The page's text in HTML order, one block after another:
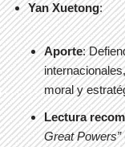
Yan Xuetong:
Aporte:
moral y
Lectura
Great Powers”